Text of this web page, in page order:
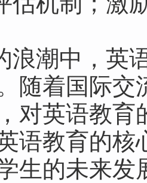
浪潮中，英
随着国际交
对英语教
语教育的
生的未来发